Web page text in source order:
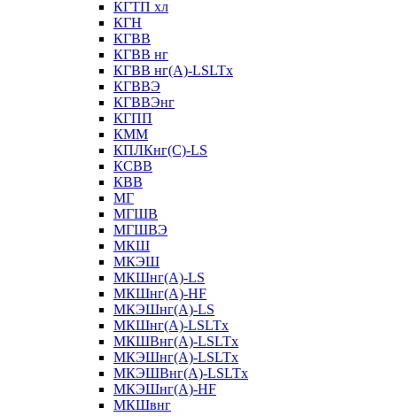
КГТП хл
КГН
КГВВ
КГВВ нг
КГВВ нг(А)-LSLTx
КГВВЭ
КГВВЭнг
КГПП
КММ
КПЛКнг(C)-LS
КСВВ
КВВ
МГ
МГШВ
МГШВЭ
МКШ
МКЭШ
МКШнг(А)-LS
МКШнг(А)-HF
МКЭШнг(А)-LS
МКШнг(А)-LSLTx
МКШВнг(A)-LSLTx
МКЭШнг(А)-LSLTx
МКЭШВнг(A)-LSLTx
МКЭШнг(А)-HF
МКШвнг